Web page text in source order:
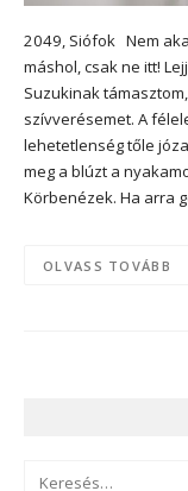
2049, Siófok Nem
máshol, csak ne itt!
Suzukinak
szívverésemet. A
lehetetlenség tőle
meg a blúzt a
Körbenézek. Ha arra
OLVASS TOVÁBB